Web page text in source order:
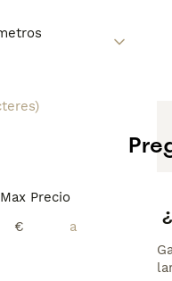
Max Precio
€